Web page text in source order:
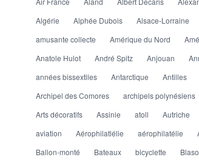
Algérie
Alphée Dubois Alsace-Lorraine
amusante collecte
Amérique du Nord
Anatole Hulot
André Spitz Anjouan
années bissextiles
Antarctique Antilles
Archipel des Comores
archipels polynésiens
Arts décoratifs
Assinie atoll Autriche
aviation
Aérophilatlélie aérophilatélie
Ballon-monté
Bateaux bicyclette